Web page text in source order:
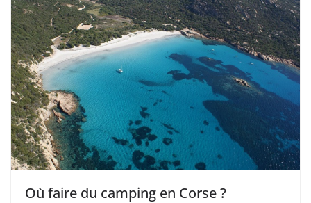
Où faire du camping en Corse ?